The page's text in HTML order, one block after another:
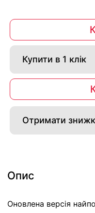
Купити в 1 клік
Отримати
Опис
Оновлена версія